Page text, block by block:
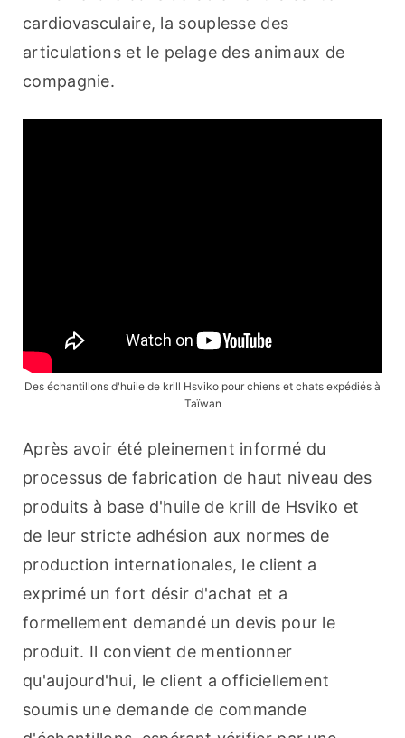
cardiovasculaire, la souplesse des
articulations et le pelage des animaux de
compagnie.
Des échantillons d'huile de krill Hsviko pour chiens et chats expédiés à
Taïwan
Après avoir été pleinement informé du
processus de fabrication de haut niveau des
produits à base d'huile de krill de Hsviko et
de leur stricte adhésion aux normes de
production internationales, le client a
exprimé un fort désir d'achat et a
formellement demandé un devis pour le
produit. Il convient de mentionner
qu'aujourd'hui, le client a officiellement
soumis une demande de commande